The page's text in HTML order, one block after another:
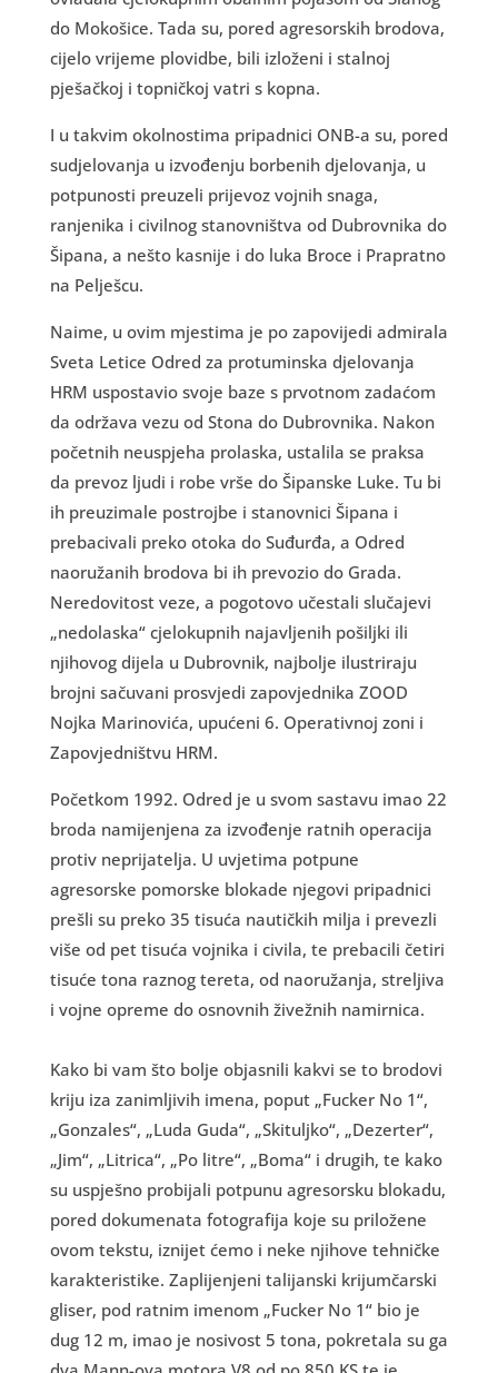
do Mokošice. Tada su, pored agresorskih brodova,
cijelo vrijeme plovidbe, bili izloženi i stalnoj
pješačkoj i topničkoj vatri s kopna.
I u takvim okolnostima pripadnici ONB-a su, pored
sudjelovanja u izvođenju borbenih djelovanja, u
potpunosti preuzeli prijevoz vojnih snaga,
ranjenika i civilnog stanovništva od Dubrovnika do
Šipana, a nešto kasnije i do luka Broce i Prapratno
na Pelješcu.
Naime, u ovim mjestima je po zapovijedi admirala
Sveta Letice Odred za protuminska djelovanja
HRM uspostavio svoje baze s prvotnom zadaćom
da održava vezu od Stona do Dubrovnika. Nakon
početnih neuspjeha prolaska, ustalila se praksa
da prevoz ljudi i robe vrše do Šipanske Luke. Tu bi
ih preuzimale postrojbe i stanovnici Šipana i
prebacivali preko otoka do Suđurđa, a Odred
naoružanih brodova bi ih prevozio do Grada.
Neredovitost veze, a pogotovo učestali slučajevi
„nedolaska“ cjelokupnih najavljenih pošiljki ili
njihovog dijela u Dubrovnik, najbolje ilustriraju
brojni sačuvani prosvjedi zapovjednika ZOOD
Nojka Marinovića, upućeni 6. Operativnoj zoni i
Zapovjedništvu HRM.
Početkom 1992. Odred je u svom sastavu imao 22
broda namijenjena za izvođenje ratnih operacija
protiv neprijatelja. U uvjetima potpune
agresorske pomorske blokade njegovi pripadnici
prešli su preko 35 tisuća nautičkih milja i prevezli
više od pet tisuća vojnika i civila, te prebacili četiri
tisuće tona raznog tereta, od naoružanja, streljiva
i vojne opreme do osnovnih živežnih namirnica.
Kako bi vam što bolje objasnili kakvi se to brodovi
kriju iza zanimljivih imena, poput „Fucker No 1“,
„Gonzales“, „Luda Guda“, „Skituljko“, „Dezerter“,
„Jim“, „Litrica“, „Po litre“, „Boma“ i drugih, te kako
su uspješno probijali potpunu agresorsku blokadu,
pored dokumenata fotografija koje su priložene
ovom tekstu, iznijet ćemo i neke njihove tehničke
karakteristike. Zaplijenjeni talijanski krijumčarski
gliser, pod ratnim imenom „Fucker No 1“ bio je
dug 12 m, imao je nosivost 5 tona, pokretala su ga